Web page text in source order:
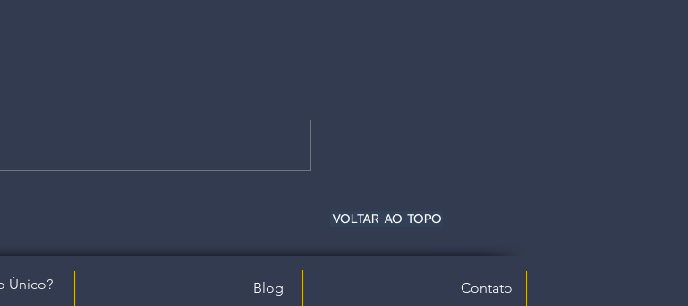
VOLTAR AO TOPO
Único?
Blog Contato